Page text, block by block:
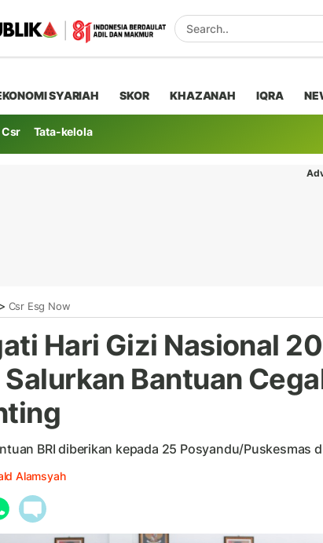
SYARIAH SKOR KHAZANAH IQRA
Csr Tata-kelola
> Csr Esg Now
Hari Gizi Nasional
Bantuan
BRI diberikan kepada 25 Posyandu/Puskesmas
Alamsyah